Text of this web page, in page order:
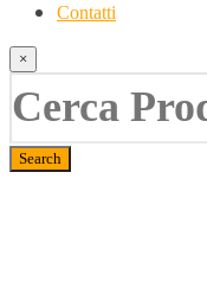
Contatti
×